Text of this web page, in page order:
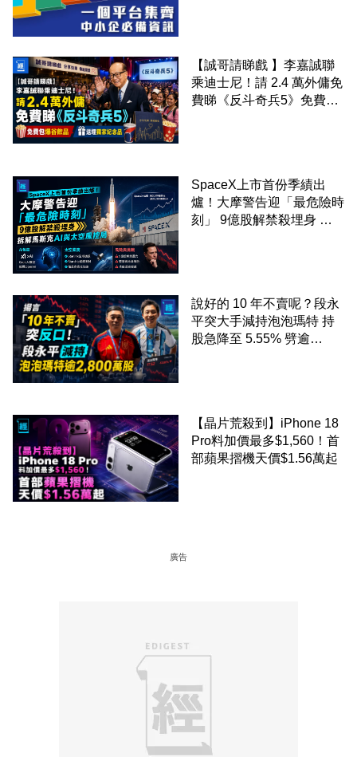
【誠哥請睇戲 】李嘉誠聯
乘迪士尼！請 2.4 萬外傭免
費睇《反斗奇兵5》免費包
SpaceX上市首份季績出
爐！大摩警告迎「最危險時
刻」 9億股解禁殺埋身 拆
說好的 10 年不賣呢？段永
平突大手減持泡泡瑪特 持
股急降至 5.55% 劈逾
【晶片荒殺到】iPhone 18
Pro料加價最多$1,560！首
部蘋果摺機天價$1.56萬起
廣告